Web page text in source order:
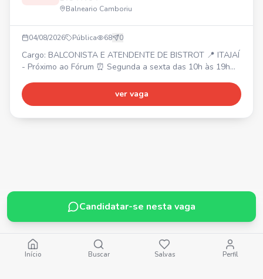
Balneario Camboriu
04/08/2026 Pública 68 0
Cargo: BALCONISTA E ATENDENTE DE BISTROT 📍 ITAJAÍ
- Próximo ao Fórum ⏰ Segunda a sexta das 10h às 19h
Salário inicial: R$ 2.550,00 (após 3 meses: R$ 2.756,00).
Requisitos: ✔ Ensino médio completo ✔ Facilidade para
ver vaga
Candidatar-se nesta vaga
Início Buscar Salvas Perfil